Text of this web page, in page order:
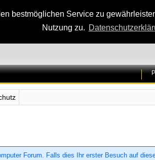
bestmöglichen Service zu
Nutzung zu.
Forum. Falls dies Ihr erster Besuch auf